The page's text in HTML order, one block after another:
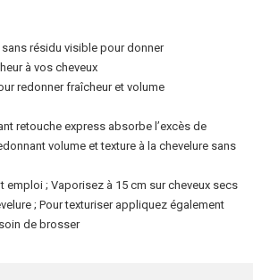
résidu visible pour donner
à vos cheveux
redonner fraîcheur et volume
retouche express absorbe l’excès de
volume et texture à la chevelure sans
emploi ; Vaporisez à 15 cm sur cheveux secs
; Pour texturiser appliquez également
de brosser